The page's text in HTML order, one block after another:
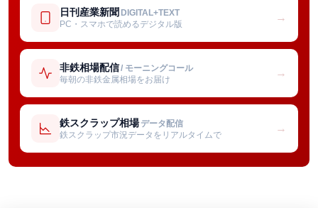
日刊産業新聞 DIGITAL+TEXT
PC・スマホで読めるデジタル版
→
非鉄相場配信/ モーニングコール
毎朝の非鉄金属相場をお届け
→
鉄スクラップ相場 データ配信
鉄スクラップ市況データをリアルタイムで
→